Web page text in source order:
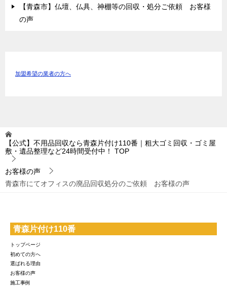
【青森市】仏壇、仏具、神棚等の回収・処分ご依頼 お客様
の声
加盟希望の業者の方へ
【公式】不用品回収なら青森片付け110番｜粗大ゴミ回収・ゴミ屋
敷・遺品整理など24時間受付中！
TOP
お客様の声
青森市にてオフィスの廃品回収処分のご依頼 お客様の声
青森片付け110番
トップページ
初めての方へ
選ばれる理由
お客様の声
施工事例